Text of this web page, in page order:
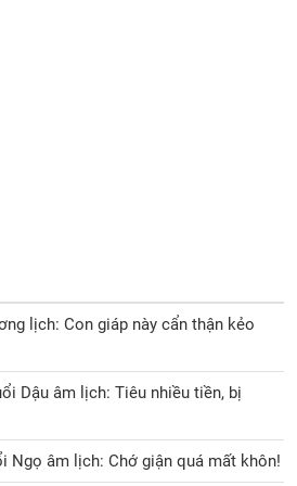
lịch: Con giáp này cẩn thận kẻo
Dậu âm lịch: Tiêu nhiều tiền, bị
Ngọ âm lịch: Chớ giận quá mất khôn!